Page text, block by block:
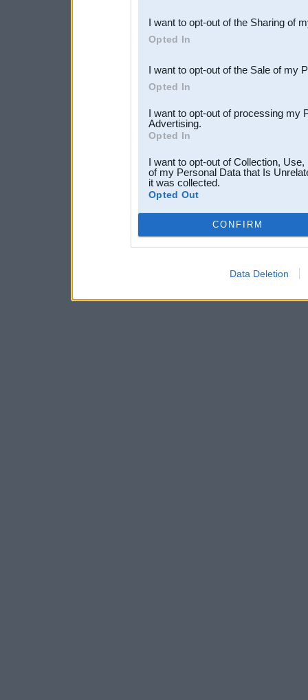
Downstream Participants
third parties.
I want to opt-out of the Sharing of
Opted In
I want to opt-out of the Sale of my
Opted In
I want to opt-out of processing my
Advertising.
Opted In
I want to opt-out of Collection,
of my Personal Data that Is
it was collected.
Opted Out
CONFIRM
Data Deletion